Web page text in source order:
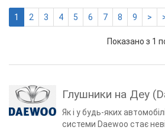
1 2 3 4 5 6 7 8 9 >
Показано з 1
Глушники на Деу
Як і у будь-яких
системи Daewoo стає